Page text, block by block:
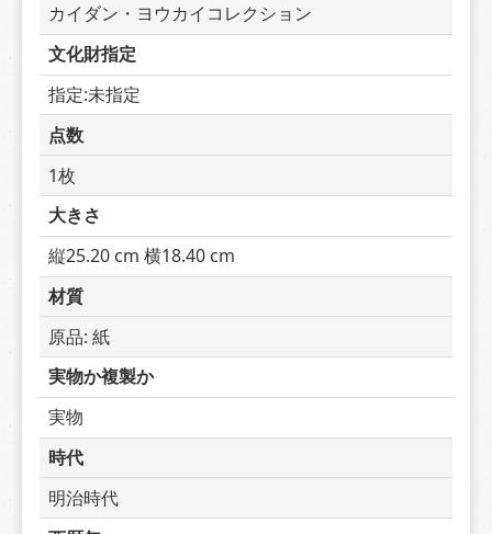
カイダン・ヨウカイコレクション
文化財指定
指定:未指定
点数
1枚
大きさ
縦25.20 cm 横18.40 cm
材質
原品: 紙
実物か複製か
実物
時代
明治時代